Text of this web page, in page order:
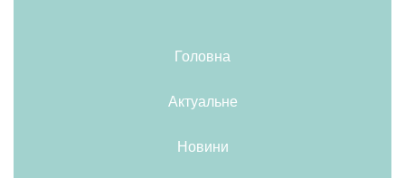
Головна
Актуальне
Новини